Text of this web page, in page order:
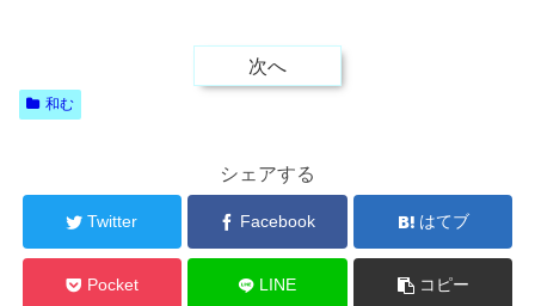
次へ
和む
シェアする
Twitter Facebook はてブ
Pocket LINE コピー